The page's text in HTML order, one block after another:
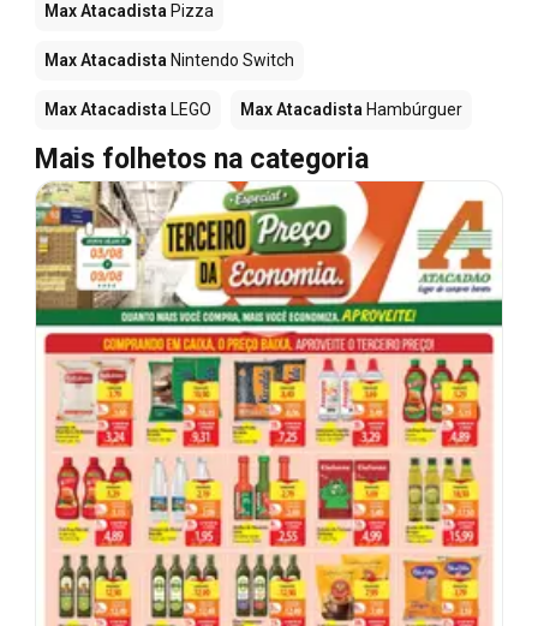
Max Atacadista Pizza
Max Atacadista Nintendo Switch
Max Atacadista LEGO Max Atacadista Hambúrguer
Mais folhetos na categoria